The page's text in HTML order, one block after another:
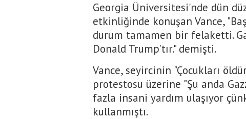
Georgia Üniversitesi'nde dün
etkinliğinde konuşan Vance,
durum tamamen bir felaketti.
Donald Trump'tır." demişti.
Vance, seyircinin "Çocukları
protestosu üzerine "Şu anda
fazla insani yardım ulaşıyor
kullanmıştı.